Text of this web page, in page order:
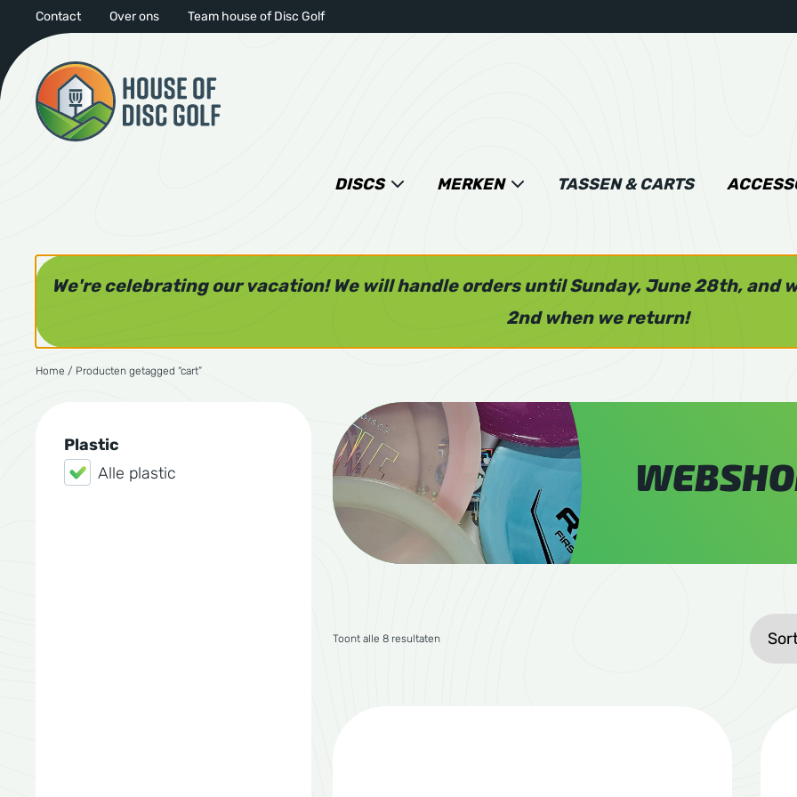
Contact Over ons Team house of Disc Golf
DISCS MERKEN TASSEN & CARTS
We're celebrating our vacation! We will handle orders until Sunday, June 28th, and
2nd when we return!
Home / Producten getagged “cart”
Plastic
Alle plastic
Toont alle 8 resultatenGesorteerd op gemiddelde waardering